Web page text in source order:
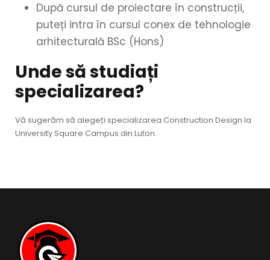
După cursul de proiectare în construcții,
puteți intra în cursul conex de tehnologie
arhitecturală BSc (Hons)
Unde să studiați
specializarea?
Vă sugerăm să alegeți specializarea Construction Design la
University Square Campus din Luton.